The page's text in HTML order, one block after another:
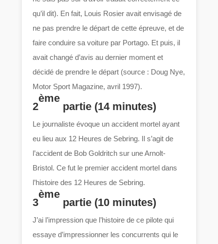
qu’il dit). En fait, Louis Rosier avait envisagé de
ne pas prendre le départ de cette épreuve, et de
faire conduire sa voiture par Portago. Et puis, il
avait changé d’avis au dernier moment et
décidé de prendre le départ (source : Doug Nye,
Motor Sport Magazine, avril 1997).
2
ème
partie (14 minutes)
Le journaliste évoque un accident mortel ayant
eu lieu aux 12 Heures de Sebring. Il s’agit de
l’accident de Bob Goldritch sur une Arnolt-
Bristol. Ce fut le premier accident mortel dans
l’histoire des 12 Heures de Sebring.
3
ème
partie (10 minutes)
J’ai l’impression que l’histoire de ce pilote qui
essaye d’impressionner les concurrents qui le